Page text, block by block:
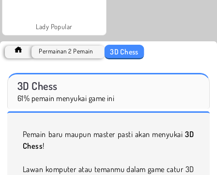
Lady Popular
Permainan 2 Pemain 3D Chess
3D Chess
61% pemain menyukai game ini
Pemain baru maupun master pasti akan menyukai3D
Chess!
Lawan komputer atau temanmu dalam game catur 3D